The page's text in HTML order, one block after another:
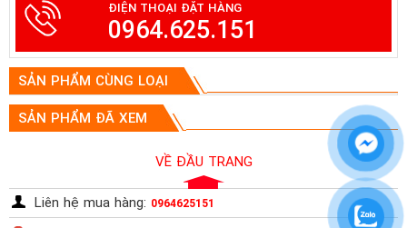
ĐIỆN THOẠI ĐẶT HÀNG
0964.625.151
SẢN PHẨM CÙNG LOẠI
SẢN PHẨM ĐÃ XEM
VỀ ĐẦU TRANG
Liên hệ mua hàng: 0964625151